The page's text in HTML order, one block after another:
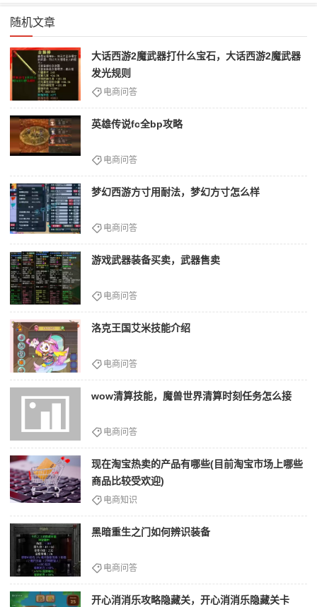
随机文章
大话西游2魔武器打什么宝石，大话西游2魔武器
发光规则
电商问答
英雄传说fc全bp攻略
电商问答
梦幻西游方寸用耐法，梦幻方寸怎么样
电商问答
游戏武器装备买卖，武器售卖
电商问答
洛克王国艾米技能介绍
电商问答
wow清算技能，魔兽世界清算时刻任务怎么接
电商问答
现在淘宝热卖的产品有哪些(目前淘宝市场上哪些
商品比较受欢迎)
电商知识
黑暗重生之门如何辨识装备
电商问答
开心消消乐攻略隐藏关，开心消消乐隐藏关卡